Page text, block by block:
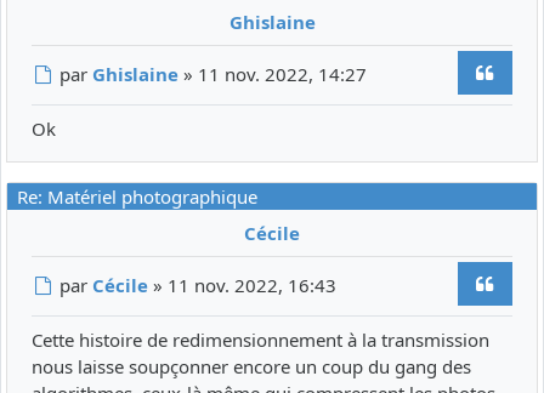
Ghislaine
Message
par Ghislaine » 11 nov. 2022, 14:27
Ok
Re: Matériel photographique
Cécile
Message
par Cécile » 11 nov. 2022, 16:43
Cette histoire de redimensionnement à la transmission
nous laisse soupçonner encore un coup du gang des